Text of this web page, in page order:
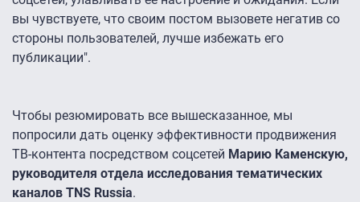
вы чувствуете, что своим постом вызовете негатив со
стороны пользователей, лучше избежать его
публикации".
Чтобы резюмировать все вышесказанное, мы
попросили дать оценку эффективности продвижения
ТВ-контента посредством соцсетей Марию Каменскую,
руководителя отдела исследования тематических
каналов TNS Russia.